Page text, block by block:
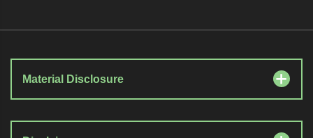
Material Disclosure